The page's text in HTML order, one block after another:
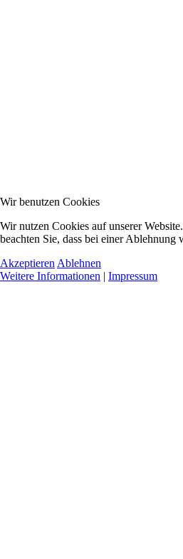
Wir benutzen Cookies
Wir nutzen Cookies auf unserer
beachten Sie, dass bei einer
Akzeptieren Ablehnen
Weitere Informationen | Impressum